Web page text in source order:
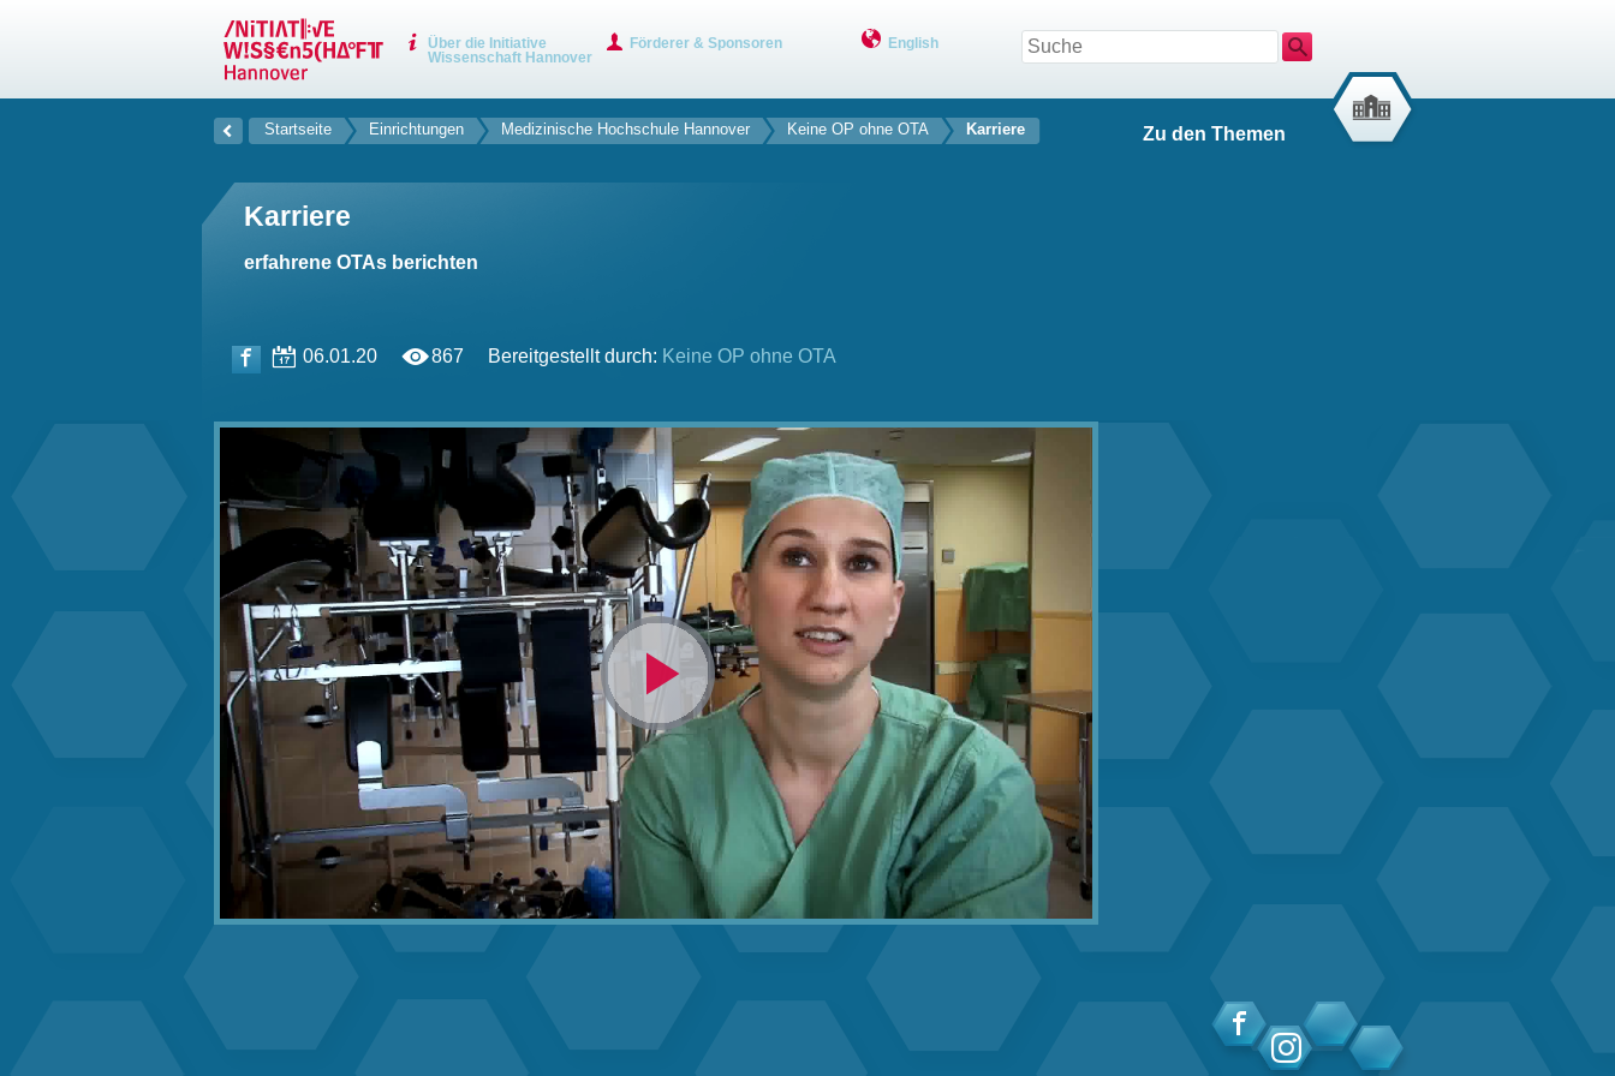
Über die Initiative
Wissenschaft Hannover
Förderer & Sponsoren English
Zu den Themen
Startseite Einrichtungen Medizinische ­Hochschule ­Hannover Keine OP ohne OTA Karriere
Karriere
erfahrene OTAs berichten
06.01.20 867 Bereitgestellt durch: Keine OP ohne OTA
Video
abspielen